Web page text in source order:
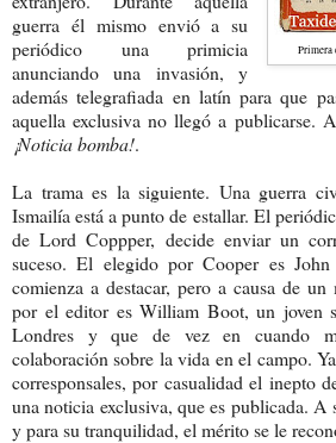
Primera
guerra él mismo envió a su
periódico una primicia
anunciando una invasión, y
además telegrafiada en latín para que
aquella exclusiva no llegó a publicarse.
¡Noticia bomba!.
La trama es la siguiente. Una guerra
Ismailía está a punto de estallar. El
de Lord Coppper, decide enviar un
suceso. El elegido por Cooper es
comienza a destacar, pero a causa de
por el editor es William Boot, un joven
Londres y que de vez en cuando
colaboración sobre la vida en el campo.
corresponsales, por casualidad el inepto
una noticia exclusiva, que es publicada. A
y para su tranquilidad, el mérito se le